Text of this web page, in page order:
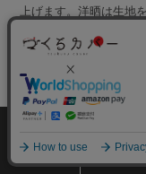
上げます。洋晒は生地
和晒は全工程
仕上げます。
そのため
ん柔らかいガーゼに仕
本で十数軒を数えるほ
商品をさがす
サイズ